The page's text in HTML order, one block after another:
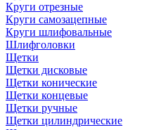
Круги отрезные
Круги самозацепные
Круги шлифовальные
Шлифголовки
Щетки
Щетки дисковые
Щетки конические
Щетки концевые
Щетки ручные
Щетки цилиндрические